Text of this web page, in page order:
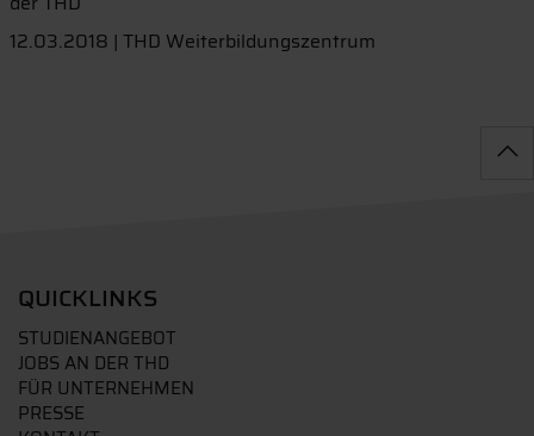
12.03.2018 | THD Weiterbildungszentrum
QUICKLINKS
STUDIENANGEBOT
JOBS AN DER THD
FÜR UNTERNEHMEN
PRESSE